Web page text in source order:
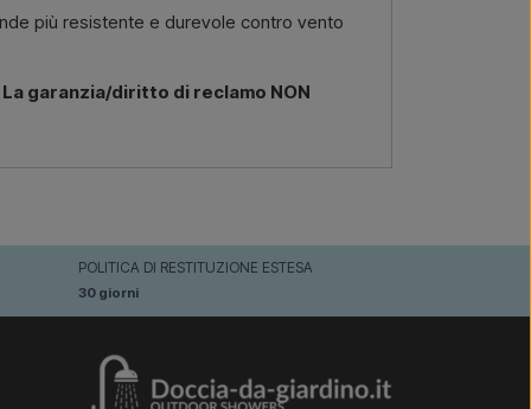
più resistente e durevole contro vento
garanzia/diritto di reclamo NON
POLITICA DI RESTITUZIONE ESTESA
30 giorni